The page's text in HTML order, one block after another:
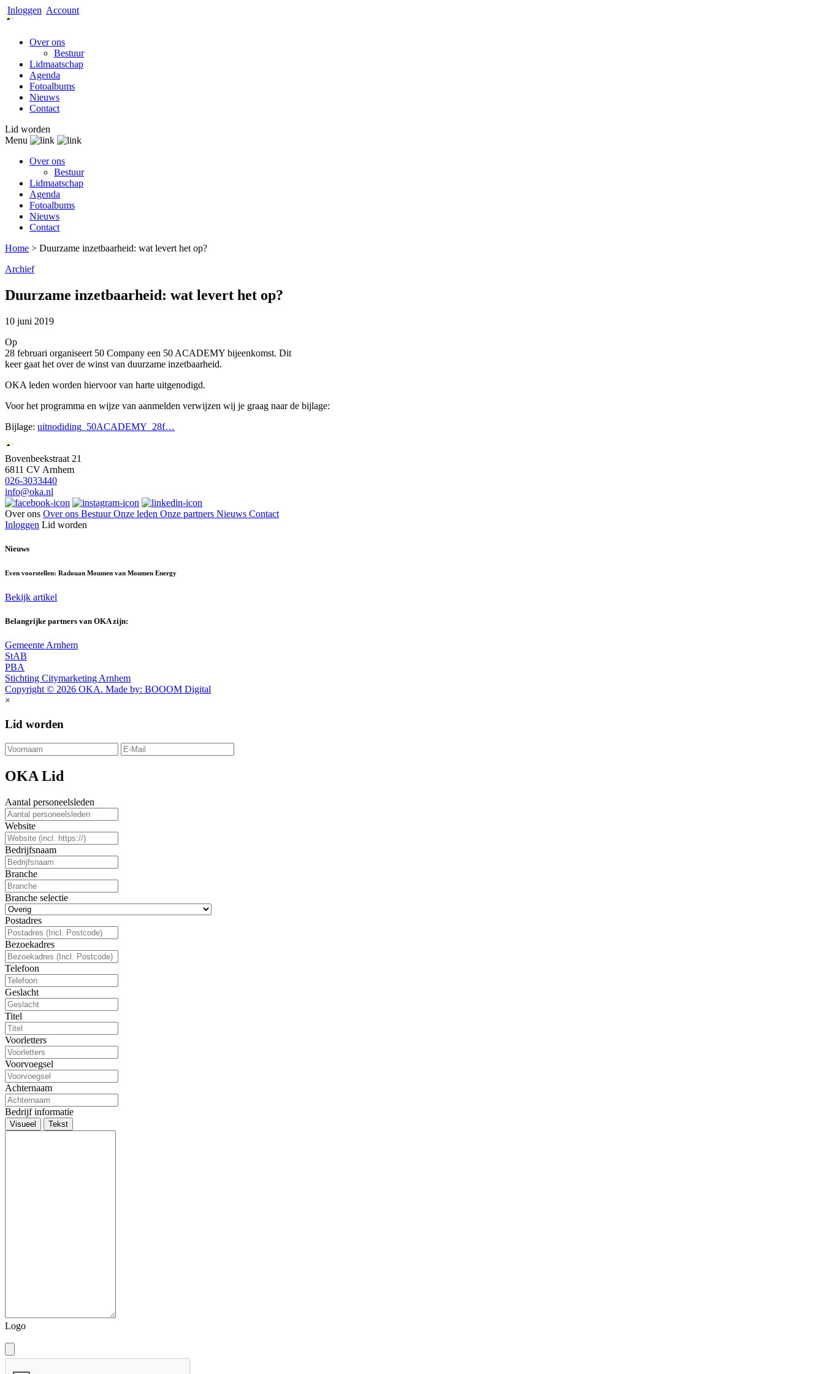
Inloggen Account
Over ons
Bestuur
Lidmaatschap
Agenda
Fotoalbums
Nieuws
Contact
Lid worden
Menu
Over ons
Bestuur
Lidmaatschap
Agenda
Fotoalbums
Nieuws
Contact
Home > Duurzame inzetbaarheid: wat levert het op?
Archief
Duurzame inzetbaarheid: wat levert het op?
10 juni 2019
Op
28 februari organiseert 50 Company een 50 ACADEMY bijeenkomst. Dit
keer gaat het over de winst van duurzame inzetbaarheid.
OKA leden worden hiervoor van harte uitgenodigd.
Voor het programma en wijze van aanmelden verwijzen wij je graag naar de bijlage:
Bijlage: uitnodiding_50ACADEMY_28f…
Bovenbeekstraat 21
6811 CV Arnhem
026-3033440
info@oka.nl
Over ons Over ons BestuurOnze leden Onze partners Nieuws Contact
Inloggen Lid worden
Nieuws
Even voorstellen: Radouan Moumen van Moumen Energy
Bekijk artikel
Belangrijke partners van OKA zijn:
Gemeente Arnhem
StAB
PBA
Stichting Citymarketing Arnhem
Copyright © 2026 OKA. Made by: BOOOM Digital
×
Lid worden
OKA Lid
Aantal personeelsleden
Website
Bedrijfsnaam
Branche
Branche selectie
Postadres
Bezoekadres
Telefoon
Geslacht
Titel
Voorletters
Voorvoegsel
Achternaam
Bedrijf informatie
Visueel Tekst
Logo